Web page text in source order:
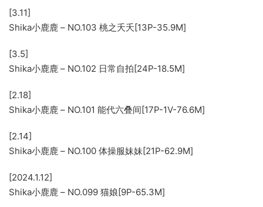
[3.11]
Shika小鹿鹿 – NO.103 桃之夭夭[13P-35.9M]
[3.5]
Shika小鹿鹿 – NO.102 日常自拍[24P-18.5M]
[2.18]
Shika小鹿鹿 – NO.101 能代六叠间[17P-1V-76.6M]
[2.14]
Shika小鹿鹿 – NO.100 体操服妹妹[21P-62.9M]
[2024.1.12]
Shika小鹿鹿 – NO.099 猫娘[9P-65.3M]